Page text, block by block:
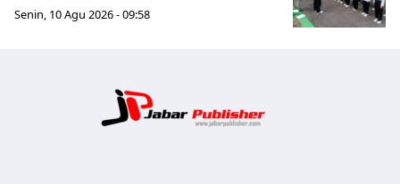
Senin, 10 Agu 2026 - 09:58